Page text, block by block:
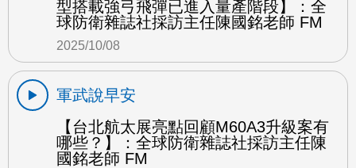
型搭載強弓飛彈已進入量產階段】：全
球防衛雜誌社採訪主任陳國銘老師 FM
2025/10/08
軍武說早安
【台北航太展亮點回顧M60A3升級案有
哪些？】：全球防衛雜誌社採訪主任陳
國銘老師 FM